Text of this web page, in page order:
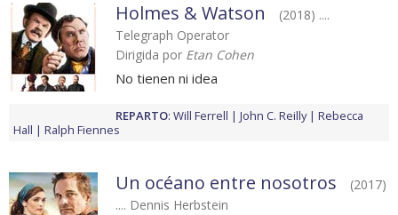
Holmes & Watson
(2018) ....
Telegraph Operator
Dirigida por Etan Cohen
No tienen ni idea
REPARTO: Will Ferrell John C. Reilly
Rebecca
Hall
Ralph Fiennes
Un océano entre nosotros
(2017)
.... Dennis Herbstein